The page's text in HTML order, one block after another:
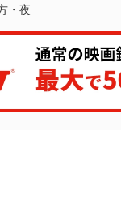
・夜